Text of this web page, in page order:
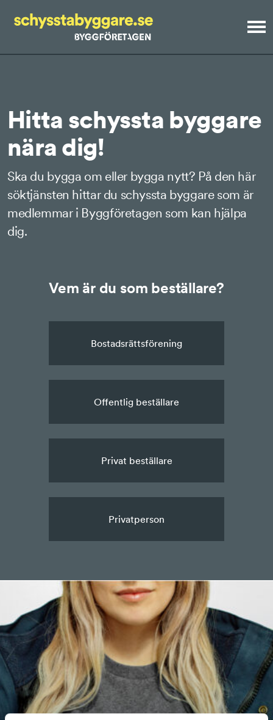
Meny
Om Schyssta byggare
Hitta schyssta byggare
nära dig!
Ska du bygga om eller bygga nytt? På den här
söktjänsten hittar du schyssta byggare som är
medlemmar i Byggföretagen som kan hjälpa
dig.
Vem är du som beställare?
Bostadsrättsförening
Offentlig beställare
Privat beställare
Privatperson